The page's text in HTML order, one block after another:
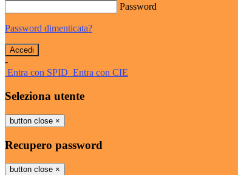
Password
Password dimenticata?
-
Entra con SPID Entra con CIE
Seleziona utente
button close ×
Recupero password
button close ×